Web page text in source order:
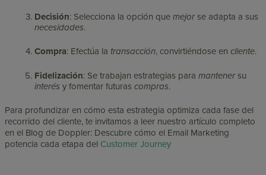
Decisión: Selecciona la opción quemejorse adapta a sus
necesidades.
Compra: Efectúa la transacción, convirtiéndose encliente.
Fidelización: Se trabajan estrategias paramantenersu
interésy fomentar futurascompras.
Para profundizar en cómo esta estrategia optimiza cada fase del
recorrido del cliente, te invitamos a leer nuestro artículo completo
en el Blog de Doppler: Descubre cómo el Email Marketing
potencia cada etapa del Customer Journey